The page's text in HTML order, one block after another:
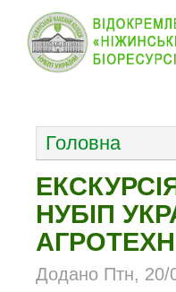
Головна
НУБІП
Додано Птн, 20/